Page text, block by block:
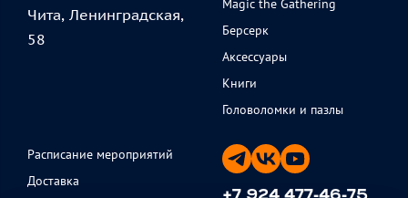
Чита, Ленинградская,
58
Magic the Gathering
Берсерк
Аксессуары
Книги
Головоломки и пазлы
Расписание мероприятий
Доставка